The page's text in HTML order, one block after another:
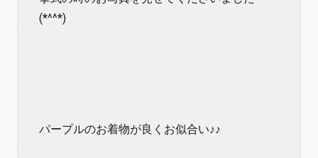
(*^^*)
パープルのお着物が良くお似合い♪♪